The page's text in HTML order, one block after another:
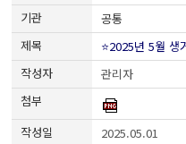
공통
⭐2025년 5월 생
관리자
2025.05.01